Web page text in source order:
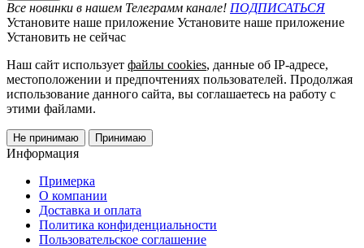
Все новинки в нашем Телеграмм канале! ПОДПИСАТЬСЯ
Установите наше приложение Установите наше приложение
Установить не сейчас
Наш сайт использует файлы cookies, данные об IP-адресе,
местоположении и предпочтениях пользователей. Продолжая
использование данного сайта, вы соглашаетесь на работу с
этими файлами.
Не принимаю Принимаю
Информация
Примерка
О компании
Доставка и оплата
Политика конфиденциальности
Пользовательское соглашение